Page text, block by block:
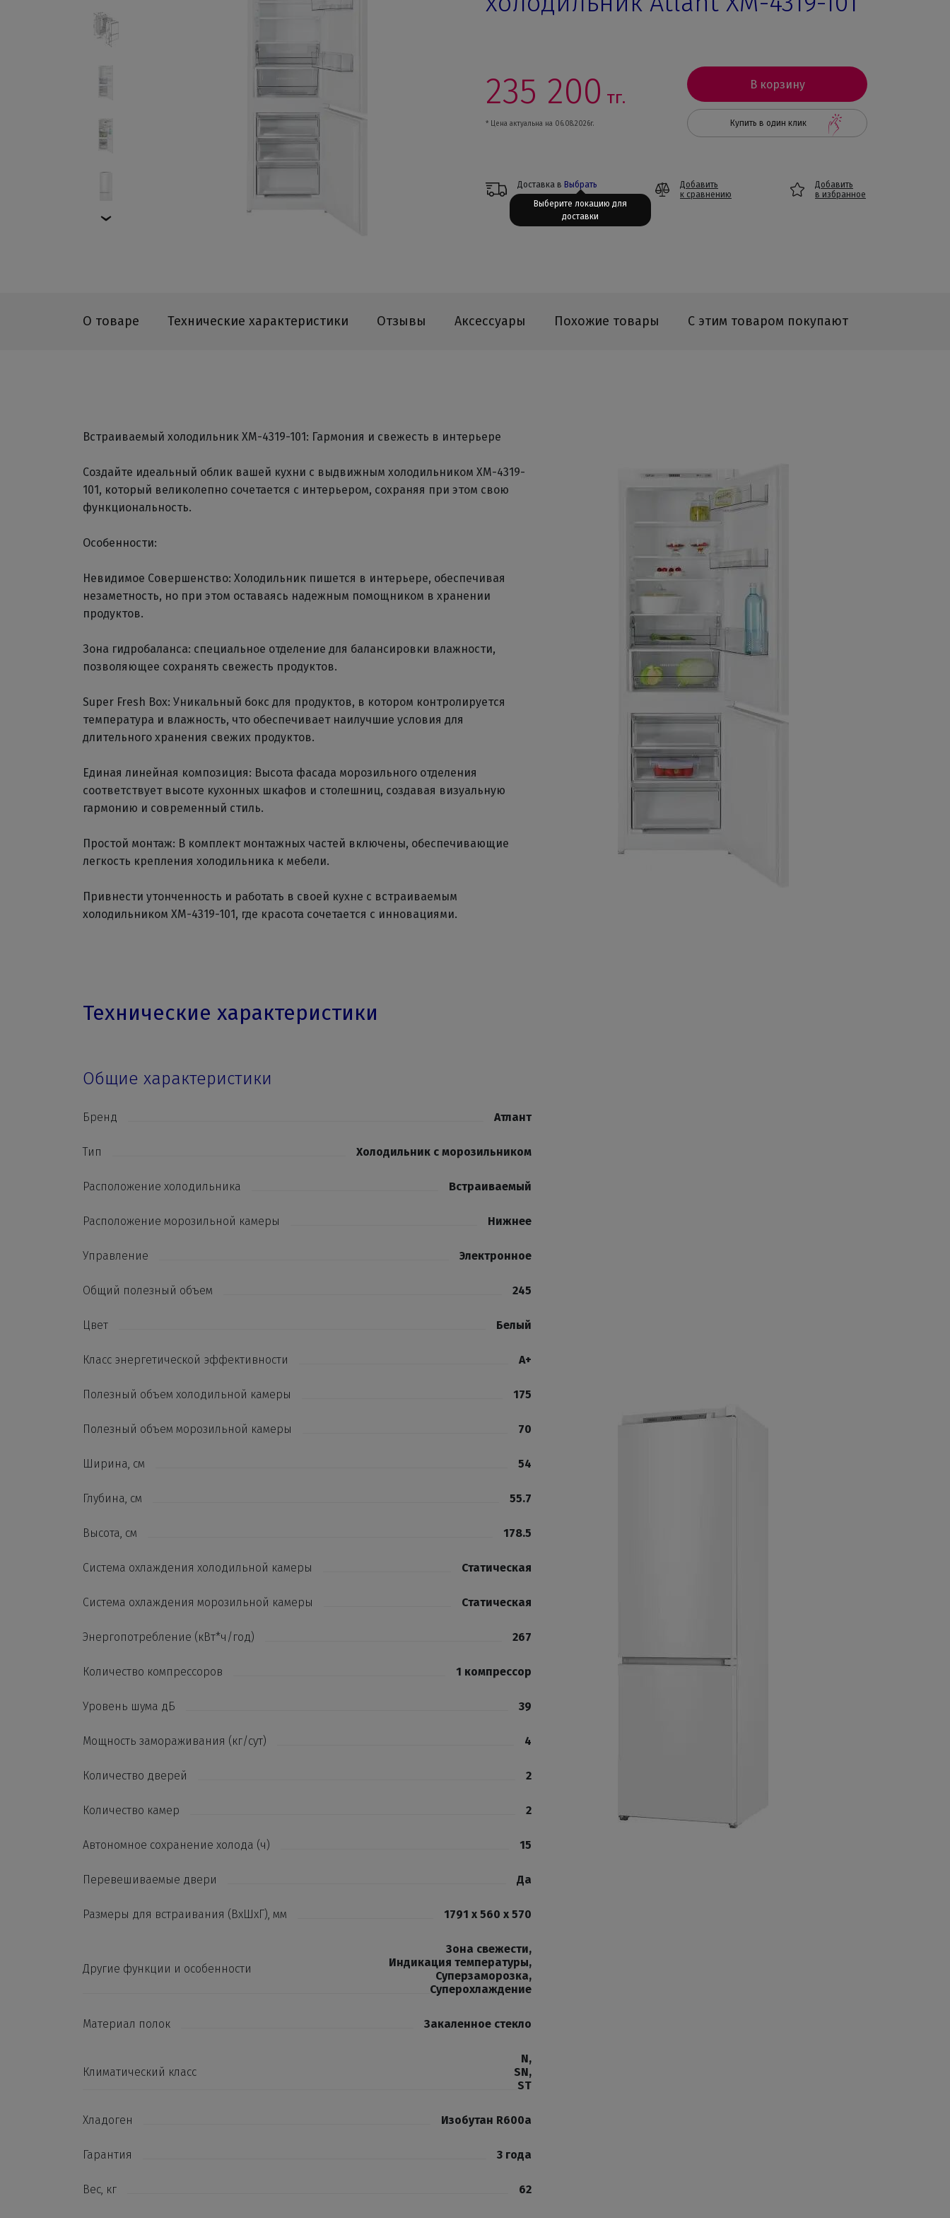
235 200 тг.
* Цена актуальна на 06.08.2026г.
В корзину
Купить в один клик
Доставка в Выбрать
Добавить
к сравнению
Добавить
в избранное
О товаре Технические характеристики Отзывы Аксессуары Похожие товары С этим товаром покупают
Встраиваемый холодильник ХМ-4319-101: Гармония и свежесть в интерьере
Создайте идеальный облик вашей кухни с выдвижным холодильником ХМ-4319-
101, который великолепно сочетается с интерьером, сохраняя при этом свою
функциональность.
Особенности:
Невидимое Совершенство: Холодильник пишется в интерьере, обеспечивая
незаметность, но при этом оставаясь надежным помощником в хранении
продуктов.
Зона гидробаланса: специальное отделение для балансировки влажности,
позволяющее сохранять свежесть продуктов.
Super Fresh Box: Уникальный бокс для продуктов, в котором контролируется
температура и влажность, что обеспечивает наилучшие условия для
длительного хранения свежих продуктов.
Единая линейная композиция: Высота фасада морозильного отделения
соответствует высоте кухонных шкафов и столешниц, создавая визуальную
гармонию и современный стиль.
Простой монтаж: В комплект монтажных частей включены, обеспечивающие
легкость крепления холодильника к мебели.
Привнести утонченность и работать в своей кухне с встраиваемым
холодильником ХМ-4319-101, где красота сочетается с инновациями.
Технические характеристики
Общие характеристики
Бренд Атлант
Тип Холодильник с морозильником
Расположение холодильника Встраиваемый
Расположение морозильной камеры Нижнее
Управление Электронное
Общий полезный объем 245
Цвет Белый
Класс энергетической эффективности А+
Полезный объем холодильной камеры 175
Полезный объем морозильной камеры 70
Ширина, см 54
Глубина, см 55.7
Высота, см 178.5
Система охлаждения холодильной камеры Статическая
Система охлаждения морозильной камеры Статическая
Энергопотребление (кВт*ч/год) 267
Количество компрессоров 1 компрессор
Уровень шума дБ 39
Мощность замораживания (кг/сут) 4
Количество дверей 2
Количество камер 2
Автономное сохранение холода (ч) 15
Перевешиваемые двери Да
Размеры для встраивания (ВхШхГ), мм 1791 x 560 x 570
Другие функции и особенности
Зона свежести,
Индикация температуры,
Суперзаморозка,
Суперохлаждение
Материал полок Закаленное стекло
Климатический класс
N,
SN,
ST
Хладоген Изобутан R600a
Гарантия 3 года
Вес, кг 62
Выберите локацию для
доставки